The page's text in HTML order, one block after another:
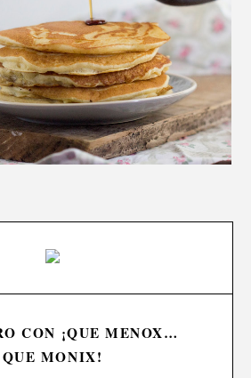
CON ¡QUE MENOX…
QUE MONIX!